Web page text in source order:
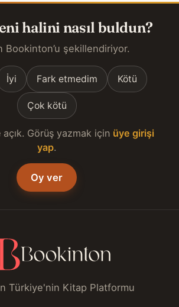
halini nasıl buldun?
Bookinton’u şekillendiriyor.
İyi Fark etmedim Kötü
Çok kötü
Görüş yazmak için üye girişi
yap.
Oy ver
Türkiye'nin Kitap Platformu